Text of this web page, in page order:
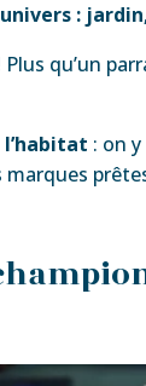
:
Plus qu’un
: on